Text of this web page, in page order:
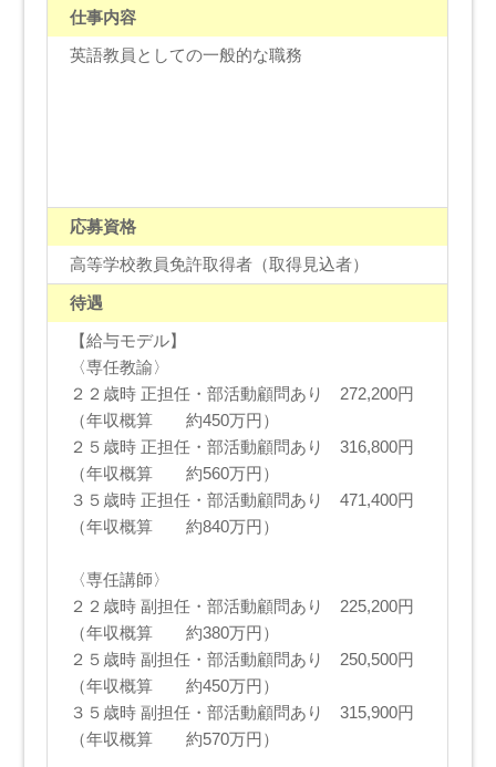
仕事内容
英語教員としての一般的な職務
応募資格
高等学校教員免許取得者（取得見込者）
待遇
【給与モデル】
〈専任教諭〉
２２歳時 正担任・部活動顧問あり 272,200円
（年収概算 約450万円）
２５歳時 正担任・部活動顧問あり 316,800円
（年収概算 約560万円）
３５歳時 正担任・部活動顧問あり 471,400円
（年収概算 約840万円）
〈専任講師〉
２２歳時 副担任・部活動顧問あり 225,200円
（年収概算 約380万円）
２５歳時 副担任・部活動顧問あり 250,500円
（年収概算 約450万円）
３５歳時 副担任・部活動顧問あり 315,900円
（年収概算 約570万円）